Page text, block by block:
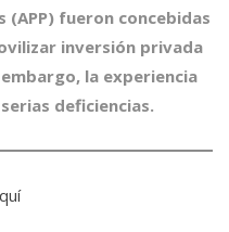
(APP) fueron concebidas
inversión privada
la experiencia
deficiencias.